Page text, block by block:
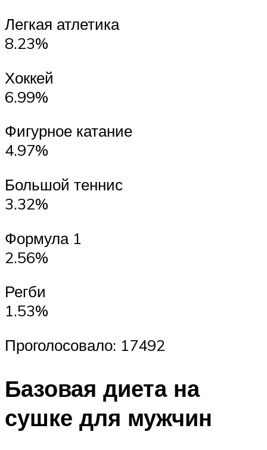
Легкая атлетика
8.23%
Хоккей
6.99%
Фигурное катание
4.97%
Большой теннис
3.32%
Формула 1
2.56%
Регби
1.53%
Проголосовало: 17492
Базовая диета на
сушке для мужчин